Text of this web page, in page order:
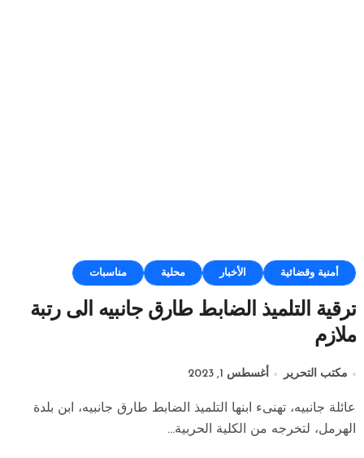
أمنية وقضائية الأخبار محلية مناسبات
ترقية التلميذ الضابط طارق جانبيه الى رتبة
ملازم
مكتب التحرير أغسطس 1, 2023
عائلة جانبيه، تهنىء ابنها التلميذ الضابط طارق جانبيه، ابن بلدة
الهرمل، لتخرجه من الكلية الحربية...